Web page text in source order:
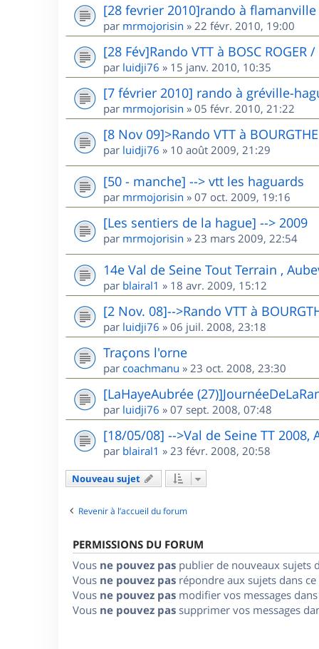
[28 fevrier 2010]rando à
par mrmojorisin » 22 févr. 2010, 19:00
[28 Fév]Rando VTT à BOSC ROGER
par luidji76 » 15 janv. 2010, 10:35
[7 février 2010] rando à gréville-
par mrmojorisin » 05 févr. 2010, 21:22
[8 Nov 09]>Rando VTT à
par luidji76 » 10 août 2009, 21:29
[50 - manche] --> vtt les haguards
par mrmojorisin » 07 oct. 2009, 19:16
[Les sentiers de la hague] --> 2009
par mrmojorisin » 23 mars 2009, 22:54
14e Val de Seine Tout Terrain ,
par blairal1 » 18 avr. 2009, 15:12
[2 Nov. 08]-->Rando VTT à
par luidji76 » 06 juil. 2008, 23:18
Traçons l'orne
par coachmanu » 23 oct. 2008, 23:30
[LaHayeAubrée
par luidji76 » 07 sept. 2008, 07:48
[18/05/08] -->Val de Seine TT 2008,
par blairal1 » 23 févr. 2008, 20:58
Nouveau sujet
Revenir à l’accueil du forum
PERMISSIONS DU FORUM
Vous ne pouvez pas publier de nouveaux sujets
Vous ne pouvez pas répondre aux sujets dans
Vous ne pouvez pas modifier vos messages
Vous ne pouvez pas supprimer vos messages